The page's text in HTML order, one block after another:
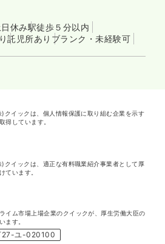
日休み駅徒歩５分以内
託児所あり ブランク・未経験可
クイックは、個人情報保護に取り組む企業を示す
得しています。
クイックは、適正な有料職業紹介事業者として厚
ています。
イム市場上場企業のクイックが、厚生労働大臣の
ます。
27-ユ-020100